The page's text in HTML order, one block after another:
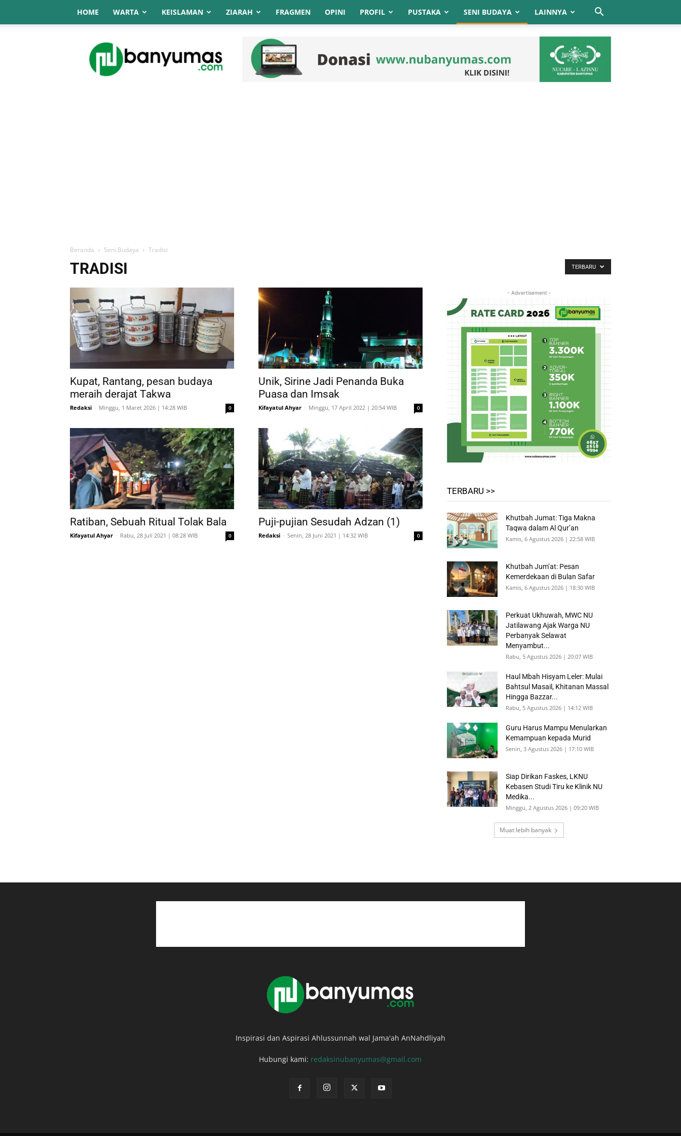
HOME WARTA KEISLAMAN ZIARAH FRAGMEN OPINI PROFIL PUSTAKA SENI BUDAYA LAINNYA
NU
Online
Banyumas
Beranda Seni Budaya Tradisi
TRADISI TERBARU
Kupat, Rantang, pesan budaya
meraih derajat Takwa
Redaksi - Minggu, 1 Maret 2026 | 14:28 WIB 0
Unik, Sirine Jadi Penanda Buka
Puasa dan Imsak
Kifayatul Ahyar - Minggu, 17 April 2022 | 20:54 WIB 0
Ratiban, Sebuah Ritual Tolak Bala
Kifayatul Ahyar - Rabu, 28 Juli 2021 | 08:28 WIB 0
Puji-pujian Sesudah Adzan (1)
Redaksi - Senin, 28 Juni 2021 | 14:32 WIB 0
- Advertisement -
TERBARU >>
Khutbah Jumat: Tiga Makna
Taqwa dalam Al Qur’an
Kamis, 6 Agustus 2026 | 22:58 WIB
Khutbah Jum’at: Pesan
Kemerdekaan di Bulan Safar
Kamis, 6 Agustus 2026 | 18:30 WIB
Perkuat Ukhuwah, MWC NU
Jatilawang Ajak Warga NU
Perbanyak Selawat
Menyambut...
Rabu, 5 Agustus 2026 | 20:07 WIB
Haul Mbah Hisyam Leler: Mulai
Bahtsul Masail, Khitanan Massal
Hingga Bazzar...
Rabu, 5 Agustus 2026 | 14:12 WIB
Guru Harus Mampu Menularkan
Kemampuan kepada Murid
Senin, 3 Agustus 2026 | 17:10 WIB
Siap Dirikan Faskes, LKNU
Kebasen Studi Tiru ke Klinik NU
Medika...
Minggu, 2 Agustus 2026 | 09:20 WIB
Muat lebih banyak
Inspirasi dan Aspirasi Ahlussunnah wal Jama'ah AnNahdliyah
Hubungi kami: redaksinubanyumas@gmail.com